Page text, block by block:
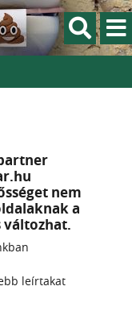
nem
a
változhat.
leírtakat